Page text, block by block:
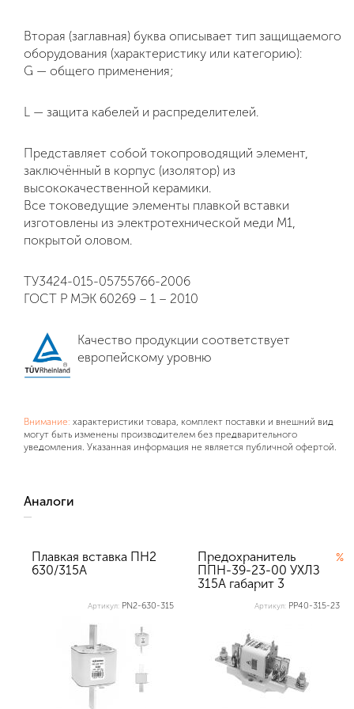
Вторая (заглавная) буква описывает тип защищаемого
оборудования (характеристику или категорию):
G — общего применения;
L — защита кабелей и распределителей.
Представляет собой токопроводящий элемент,
заключённый в корпус (изолятор) из
высококачественной керамики.
Все токоведущие элементы плавкой вставки
изготовлены из электротехнической меди М1,
покрытой оловом.
ТУ3424-015-05755766-2006
ГОСТ Р МЭК 60269 – 1 – 2010
Качество продукции соответствует
европейскому уровню
Внимание: характеристики товара, комплект поставки и внешний вид
могут быть изменены производителем без предварительного
уведомления. Указанная информация не является публичной офертой.
Аналоги
Плавкая вставка ПН2
630/315А
Артикул: PN2-630-315
Предохранитель
ППН-39-23-00 УХЛЗ
315А габарит 3
%
Артикул: PP40-315-23